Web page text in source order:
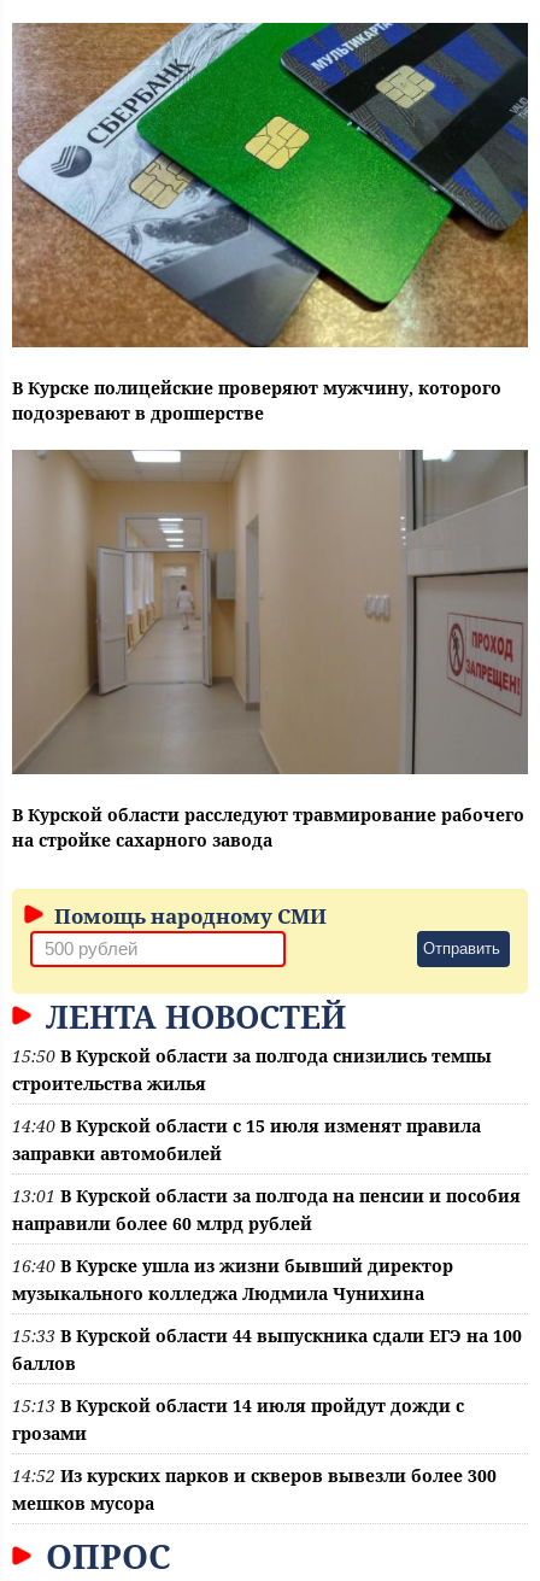
В Курске полицейские проверяют мужчину, которого
подозревают в дропперстве
В Курской области расследуют травмирование рабочего
на стройке сахарного завода
Помощь народному СМИ
Отправить
ЛЕНТА НОВОСТЕЙ
15:50 В Курской области за полгода снизились темпы
строительства жилья
14:40 В Курской области с 15 июля изменят правила
заправки автомобилей
13:01 В Курской области за полгода на пенсии и пособия
направили более 60 млрд рублей
16:40 В Курске ушла из жизни бывший директор
музыкального колледжа Людмила Чунихина
15:33 В Курской области 44 выпускника сдали ЕГЭ на 100
баллов
15:13 В Курской области 14 июля пройдут дожди с
грозами
14:52 Из курских парков и скверов вывезли более 300
мешков мусора
ОПРОС